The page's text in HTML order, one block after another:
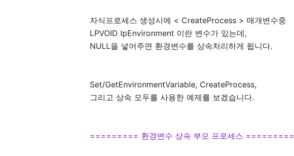
자식프로세스 생성시에 < CreateProcess > 매개변수중
LPVOID lpEnvironment 이란 변수가 있는데,
NULL을 넣어주면 환경변수를 상속처리하게 됩니다.
Set/GetEnvironmentVariable, CreateProcess,
그리고 상속 모두를 사용한 예제를 보겠습니다.
========= 환경변수 상속 부모 프로세스 =========